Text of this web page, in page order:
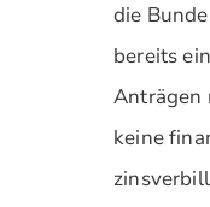
die
bereits
Anträgen
keine